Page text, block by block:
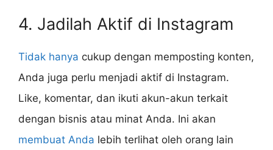
4. Jadilah Aktif di Instagram
Tidak hanya cukup dengan memposting konten,
Anda juga perlu menjadi aktif di Instagram.
Like, komentar, dan ikuti akun-akun terkait
dengan bisnis atau minat Anda. Ini akan
membuat Anda lebih terlihat oleh orang lain